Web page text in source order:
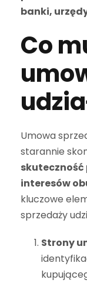
banki,
Co
Umowa
starannie
interesów
kluczowe
sprzedaży
Strony